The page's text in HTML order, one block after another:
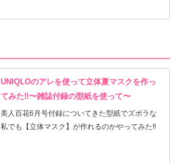
UNIQLOのアレを使って立体夏マスクを作っ
てみた‼︎〜雑誌付録の型紙を使って〜
美人百花6月号付録についてきた型紙でズボラな
私でも【立体マスク】が作れるのかやってみた‼︎